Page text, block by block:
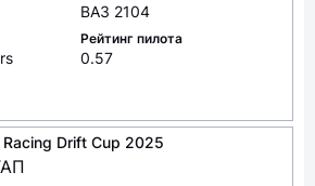
ВАЗ 2104
Рейтинг пилота
0.57
Drift Cup 2025